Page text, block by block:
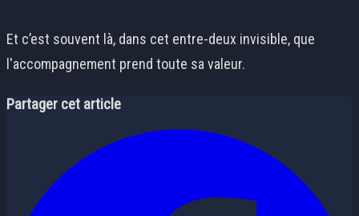
Et c’est souvent là, dans cet entre-deux invisible, que
l'accompagnement prend toute sa valeur.
Partager cet article